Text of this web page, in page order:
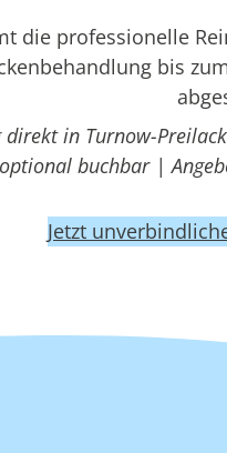
die professionelle
bis
in Turnow-
optional buchbar |
Jetzt